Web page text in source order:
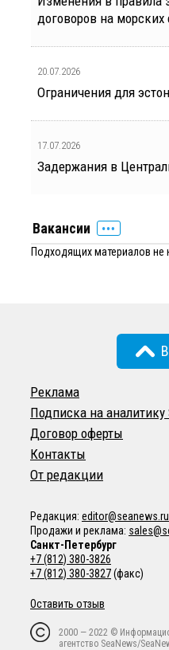
договоров на морских
20.07.2026
Ограничения для
17.07.2026
Задержания в
Вакансии
Подходящих материалов не
Реклама
Подписка на аналитику
Договор оферты
Контакты
От редакции
Редакция: editor@seanews.ru
Продажи и реклама:
Санкт-Петербург
+7 (812) 380-3826
+7 (812) 380-3827(факс)
Оставить отзыв
2000 — 2022 ©
агентство SeaNews/